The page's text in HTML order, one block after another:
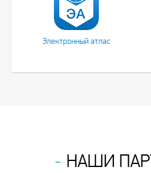
Электронный атлас
НАШИ